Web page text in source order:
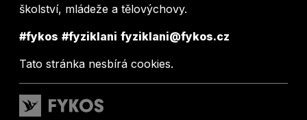
školství, mládeže a tělovýchovy.
#fykos #fyziklani fyziklani@fykos.cz
Tato stránka nesbírá cookies.